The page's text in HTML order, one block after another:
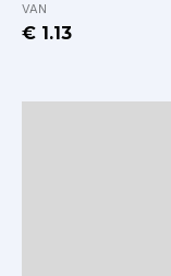
VAN
€ 1.13